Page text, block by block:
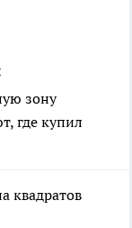
зону
где купил
квадратов